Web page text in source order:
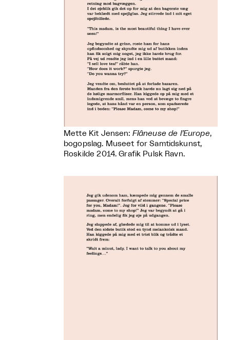
Mette Kit Jensen: Flâneuse de l’Europe,
bogopslag. Museet for Samtidskunst,
Roskilde 2014. Grafik Pulsk Ravn.